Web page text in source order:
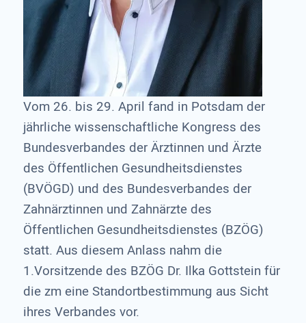
Vom 26. bis 29. April fand in Potsdam der
jährliche wissenschaftliche Kongress des
Bundesverbandes der Ärztinnen und Ärzte
des Öffentlichen Gesundheitsdienstes
(BVÖGD) und des Bundesverbandes der
Zahnärztinnen und Zahnärzte des
Öffentlichen Gesundheitsdienstes (BZÖG)
statt. Aus diesem Anlass nahm die
1.Vorsitzende des BZÖG Dr. Ilka Gottstein für
die zm eine Standortbestimmung aus Sicht
ihres Verbandes vor.